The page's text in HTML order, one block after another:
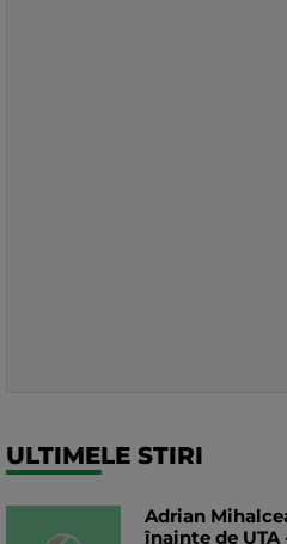
ULTIMELE STIRI
Adrian
înainte de UTA